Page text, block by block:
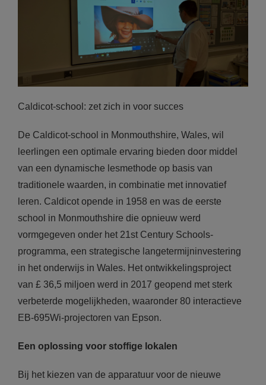
Caldicot-school: zet zich in voor succes
De Caldicot-school in Monmouthshire, Wales, wil
leerlingen een optimale ervaring bieden door middel
van een dynamische lesmethode op basis van
traditionele waarden, in combinatie met innovatief
leren. Caldicot opende in 1958 en was de eerste
school in Monmouthshire die opnieuw werd
vormgegeven onder het 21st Century Schools-
programma, een strategische langetermijninvestering
in het onderwijs in Wales. Het ontwikkelingsproject
van £ 36,5 miljoen werd in 2017 geopend met sterk
verbeterde mogelijkheden, waaronder 80 interactieve
EB-695Wi-projectoren van Epson.
Een oplossing voor stoffige lokalen
Bij het kiezen van de apparatuur voor de nieuwe